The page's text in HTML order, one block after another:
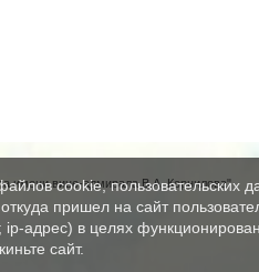
имени вице-адмирала В.А. Корнилова"
cookie,
пришел на сайт
адрес) в целях
сайт.